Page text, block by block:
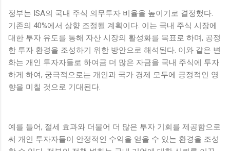
정부는 ISA의 국내 주식 의무투자 비율을 높이기로 결정했다.
기존의 40%에서 상향 조정될 계획이다. 이는 국내 주식 시장에
대한 투자 유도를 통해 자산 시장의 활성화를 목표로 하며, 공정
한 투자 환경을 조성하기 위한 방안으로 해석된다. 이와 같은 변
화는 개인 투자자들로 하여금 더 많은 자금을 국내 주식에 투자
하게 하여, 궁극적으로는 개인과 국가 경제 모두에 긍정적인 영
향을 미칠 것으로 기대된다.
예를 들어, 절세 효과와 더불어 더 많은 투자 기회를 제공함으로
써 개인 투자자들이 안정적인 수익을 얻을 수 있는 환경을 조성